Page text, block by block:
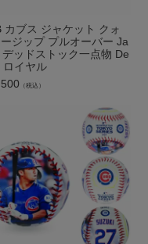
カブス ジャケット クォ
ジップ プルオーバー Ja
ッドストック一点物 De
ロイヤル
（税込）